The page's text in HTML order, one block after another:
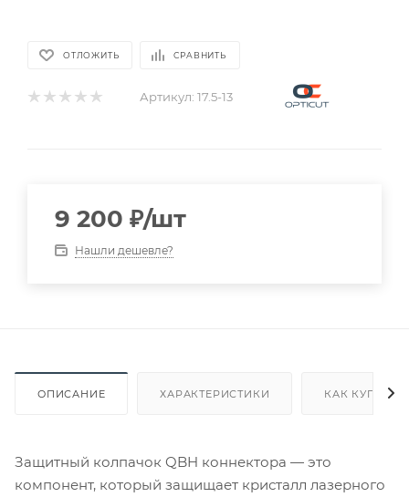
ОТЛОЖИТЬ СРАВНИТЬ
Артикул: 17.5-13
9 200 ₽/шт
Нашли дешевле?
ОПИСАНИЕ ХАРАКТЕРИСТИКИ КАК КУПИТЬ
Защитный колпачок QBH коннектора — это
компонент, который защищает кристалл лазерного